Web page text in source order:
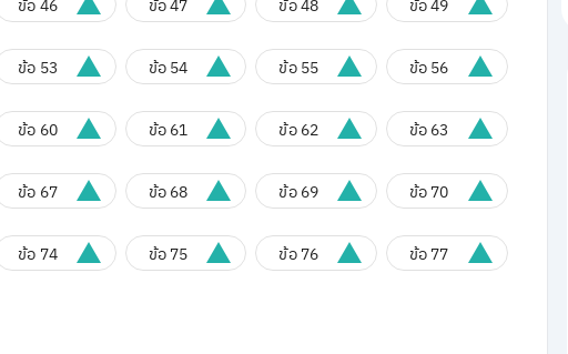
ข้อ 46 ข้อ 47 ข้อ 48 ข้อ 49
ข้อ 53 ข้อ 54 ข้อ 55 ข้อ 56
ข้อ 60 ข้อ 61 ข้อ 62 ข้อ 63
ข้อ 67 ข้อ 68 ข้อ 69 ข้อ 70
ข้อ 74 ข้อ 75 ข้อ 76 ข้อ 77